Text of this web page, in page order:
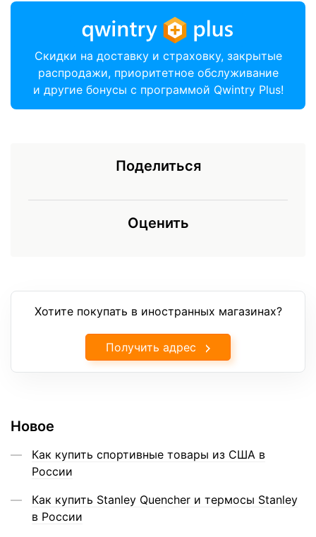
Скидки на доставку и страховку, закрытые
распродажи, приоритетное обслуживание
и другие бонусы с программой Qwintry Plus!
Поделиться
Оценить
Хотите покупать в иностранных магазинах?
Получить адрес
Новое
Как купить спортивные товары из США в
России
Как купить Stanley Quencher и термосы Stanley
в России